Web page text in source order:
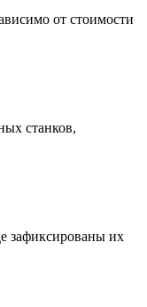
от стоимости
станков,
зафиксированы их